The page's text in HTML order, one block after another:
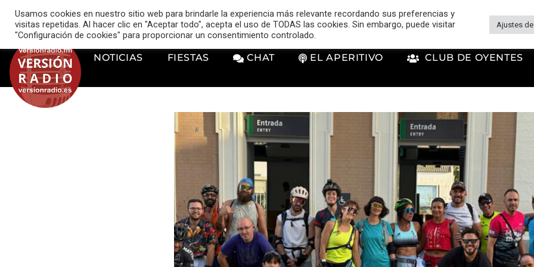
music_note VERSIÓN RADIO
NOTICIAS FIESTAS CHAT EL APERITIVO CLUB DE OYENTES
Usamos cookies en nuestro sitio web para brindarle la experiencia más relevante recordando sus preferencias y
visitas repetidas. Al hacer clic en "Aceptar todo", acepta el uso de TODAS las cookies. Sin embargo, puede visitar
"Configuración de cookies" para proporcionar un consentimiento controlado.
Ajustes